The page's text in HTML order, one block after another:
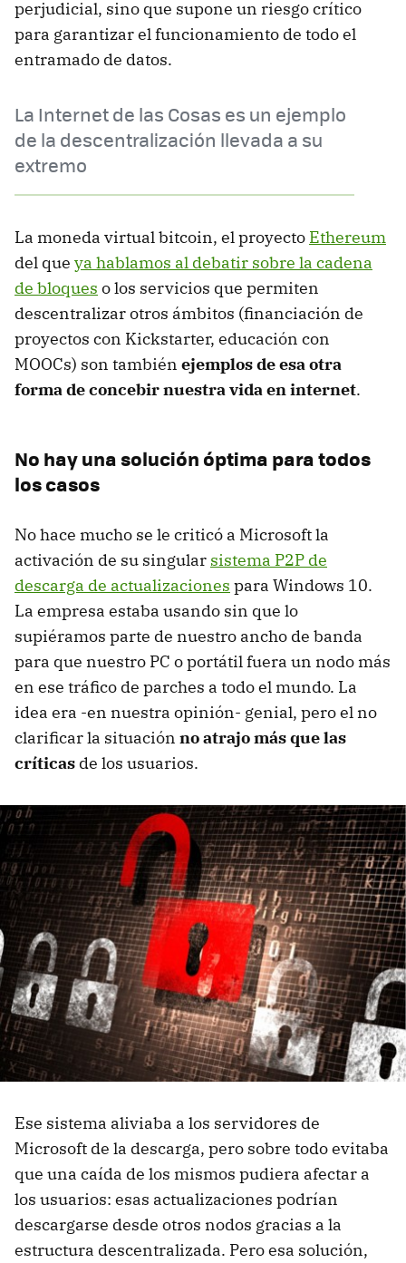
perjudicial, sino que supone un riesgo crítico
para garantizar el funcionamiento de todo el
entramado de datos.
La Internet de las Cosas es un ejemplo
de la descentralización llevada a su
extremo
La moneda virtual bitcoin, el proyecto Ethereum
del que ya hablamos al debatir sobre la cadena
de bloques o los servicios que permiten
descentralizar otros ámbitos (financiación de
proyectos con Kickstarter, educación con
MOOCs) son también ejemplos de esa otra
forma de concebir nuestra vida en internet.
No hay una solución óptima para todos
los casos
No hace mucho se le criticó a Microsoft la
activación de su singular sistema P2P de
descarga de actualizaciones para Windows 10.
La empresa estaba usando sin que lo
supiéramos parte de nuestro ancho de banda
para que nuestro PC o portátil fuera un nodo más
en ese tráfico de parches a todo el mundo. La
idea era -en nuestra opinión- genial, pero el no
clarificar la situación no atrajo más que las
críticas de los usuarios.
Ese sistema aliviaba a los servidores de
Microsoft de la descarga, pero sobre todo evitaba
que una caída de los mismos pudiera afectar a
los usuarios: esas actualizaciones podrían
descargarse desde otros nodos gracias a la
estructura descentralizada. Pero esa solución,